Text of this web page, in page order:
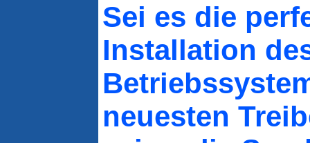
Sei es die
Installation
neuesten